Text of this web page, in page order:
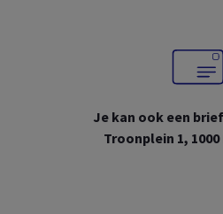
Je kan ook een
Troonplein 1,